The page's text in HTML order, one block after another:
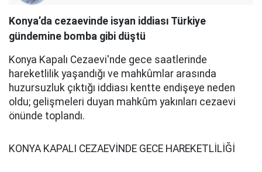
Konya’da cezaevinde isyan iddiası Türkiye
gündemine bomba gibi düştü
Konya Kapalı Cezaevi'nde gece saatlerinde
hareketlilik yaşandığı ve mahkûmlar arasında
huzursuzluk çıktığı iddiası kentte endişeye neden
oldu; gelişmeleri duyan mahkûm yakınları cezaevi
önünde toplandı.
KONYA KAPALI CEZAEVİNDE GECE HAREKETLİLİĞİ